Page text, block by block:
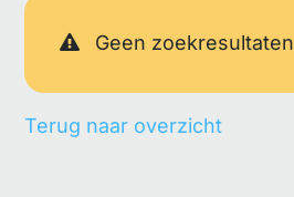
Geen zoekresultaten
Terug naar overzicht